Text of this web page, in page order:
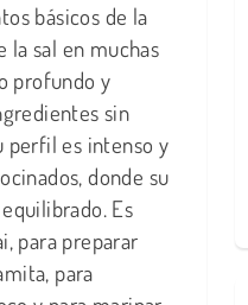
básicos de la
la sal en muchas
profundo y
sin
perfil es intenso y
donde su
Es
para preparar
para